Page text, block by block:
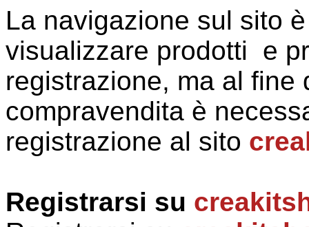
La navigazione sul sito
visualizzare prodotti e
registrazione, ma al fine
compravendita è
registrazione al sito
Registrarsi su